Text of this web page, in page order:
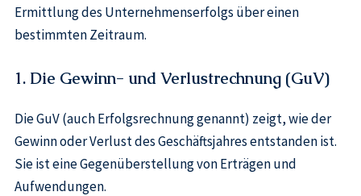
Ermittlung des Unternehmenserfolgs über einen
bestimmten Zeitraum.
1. Die Gewinn- und Verlustrechnung (GuV)
Die GuV (auch Erfolgsrechnung genannt) zeigt, wie der
Gewinn oder Verlust des Geschäftsjahres entstanden ist.
Sie ist eine Gegenüberstellung von Erträgen und
Aufwendungen.